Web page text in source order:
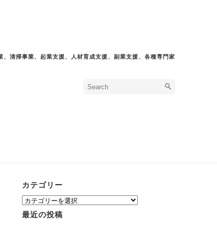
清掃事業、起業支援、人材育成支援、副業支援、各種専門家
カテゴリー
カ
テ
ゴ
最近の投稿